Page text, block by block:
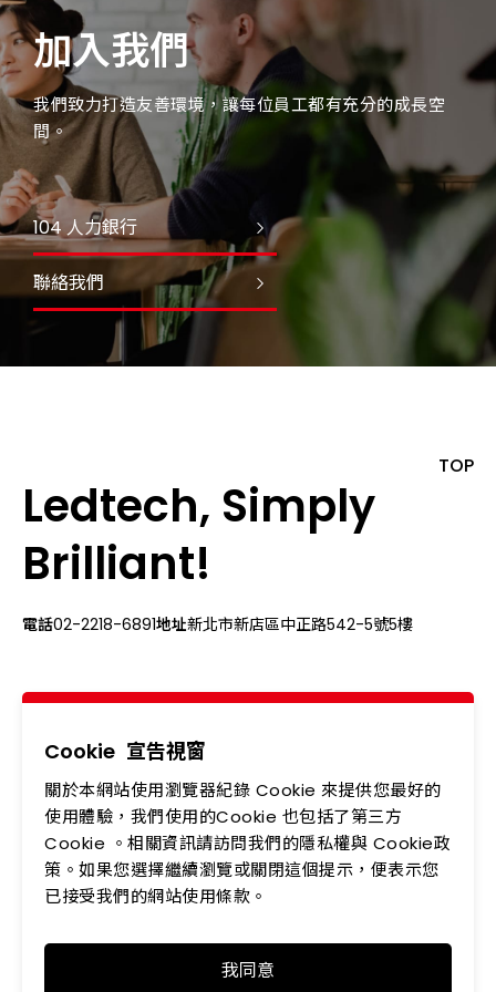
加入我們
我們致力打造友善環境，讓每位員工都有充分的成長空
間。
104 人力銀行
聯絡我們
Ledtech, Simply
Brilliant!
電話02-2218-6891地址新北市新店區中正路542-5號5樓
TOP
關於我們
最新消息
產品專區
投資人專區
企業永續
會員中心
聯絡我們
人力資源
隱私權政策
Cookie 宣告視窗
關於本網站使用瀏覽器紀錄 Cookie 來提供您最好的
使用體驗，我們使用的Cookie 也包括了第三方
Cookie 。相關資訊請訪問我們的隱私權與 Cookie政
策。如果您選擇繼續瀏覽或關閉這個提示，便表示您
已接受我們的網站使用條款。
我同意